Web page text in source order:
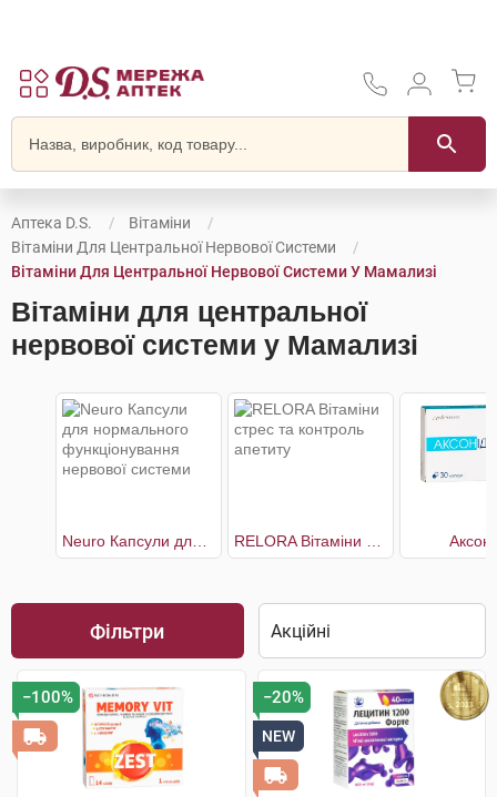
Аптека D.S.
Вітаміни
Вітаміни Для Центральної Нервової Системи
Вітаміни Для Центральної Нервової Системи У Мамализі
Вітаміни для центральної
нервової системи у Мамализі
Фільтри
−100% −20%
NEW